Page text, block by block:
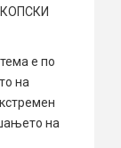
е по
на
на